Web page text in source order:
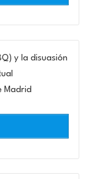
y la disuasión
Madrid